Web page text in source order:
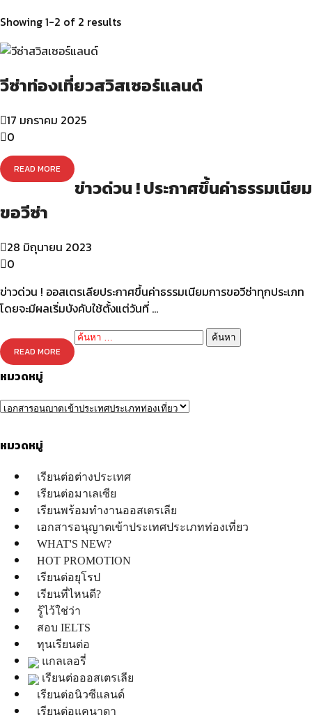
Showing 1-2 of 2 results
วีซ่าท่องเที่ยวสวิสเซอร์แลนด์
17 มกราคม 2025
0
READ MORE
ข่าวด่วน ! ประกาศขึ้นค่าธรรมเนียม
ขอวีซ่า
28 มิถุนายน 2023
0
ข่าวด่วน ! ออสเตรเลียประกาศขึ้นค่าธรรมเนียมการขอวีซ่าทุกประเภท
โดยจะมีผลเริ่มบังคับใช้ตั้งแต่วันที่ …
READ MORE
ค้นหา
สำหรับ:
หมวดหมู่
หมวดหมู่
เรียนต่อต่างประเทศ
เรียนต่อมาเลเซีย
เรียนพร้อมทำงานออสเตรเลีย
เอกสารอนุญาตเข้าประเทศประเภทท่องเที่ยว
WHAT'S NEW?
HOT PROMOTION
เรียนต่อยุโรป
เรียนที่ไหนดี?
รู้ไว้ใช่ว่า
สอบ IELTS
ทุนเรียนต่อ
แกลเลอรี่
เรียนต่อออสเตรเลีย
เรียนต่อนิวซีแลนด์
เรียนต่อแคนาดา